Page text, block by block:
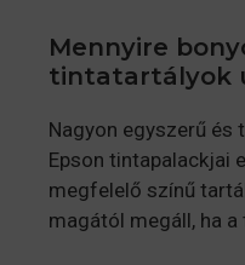
Mennyire
tintatartályok
Nagyon egyszerű
Epson tintapalackjai
megfelelő színű
magától megáll, ha